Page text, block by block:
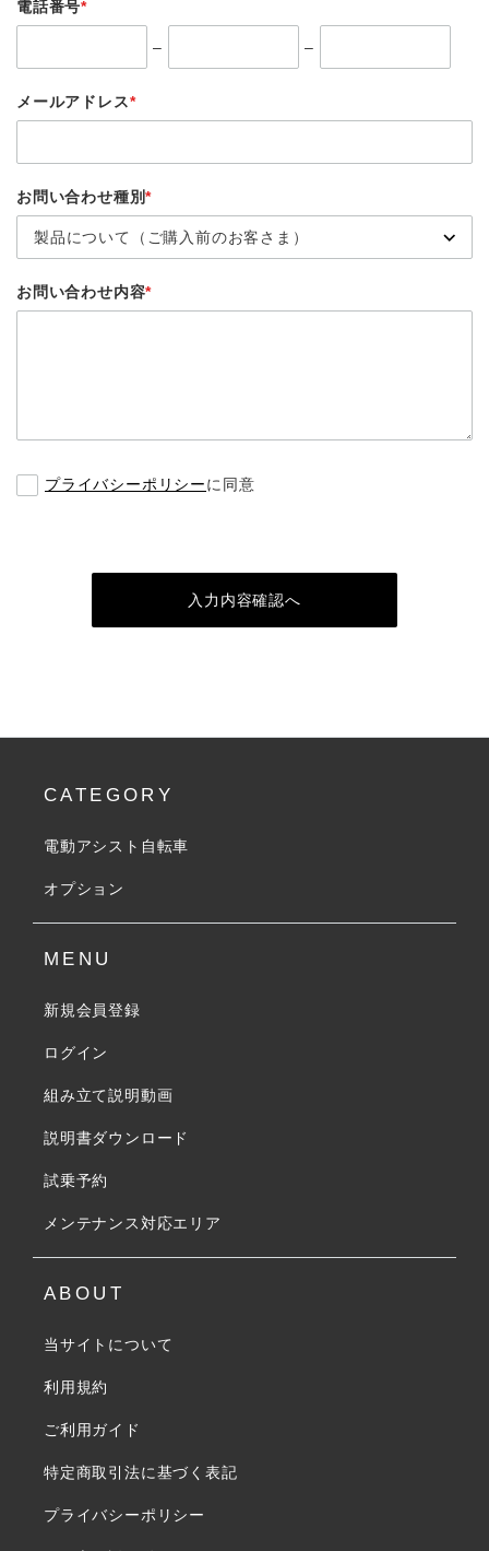
電話番号*
– –
メールアドレス*
お問い合わせ種別*
お問い合わせ内容*
プライバシーポリシーに同意
入力内容確認へ
CATEGORY
電動アシスト自転車
オプション
MENU
新規会員登録
ログイン
組み立て説明動画
説明書ダウンロード
試乗予約
メンテナンス対応エリア
ABOUT
当サイトについて
利用規約
ご利用ガイド
特定商取引法に基づく表記
プライバシーポリシー